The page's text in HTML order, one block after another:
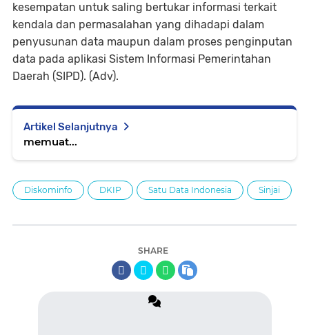
kesempatan untuk saling bertukar informasi terkait
kendala dan permasalahan yang dihadapi dalam
penyusunan data maupun dalam proses penginputan
data pada aplikasi Sistem Informasi Pemerintahan
Daerah (SIPD). (Adv).
Artikel Selanjutnya
memuat...
Diskominfo DKIP Satu Data Indonesia Sinjai
SHARE